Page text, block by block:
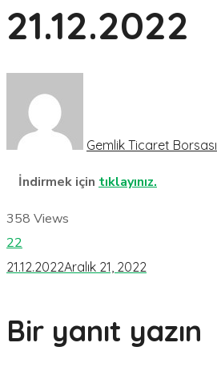
21.12.2022
Gemlik Ticaret Borsası
İndirmek için tıklayınız.
358 Views
22
21.12.2022Aralık 21, 2022
Bir yanıt yazın